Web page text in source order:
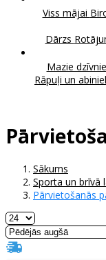
Viss mājai
Dārzs
Mazie
Rāpuļi un
Sākums
Sporta un brīvā
Pārvietošanās